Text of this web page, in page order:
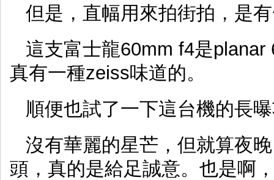
但是，直幅用來拍街拍，是
這支富士龍60mm f4是
真有一種zeiss味道的。
順便也試了一下這台機的長
沒有華麗的星芒，但就算夜
頭，真的是給足誠意。也是啊